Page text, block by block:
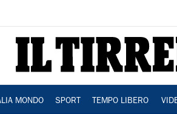
MONDO SPORT TEMPO LIBERO